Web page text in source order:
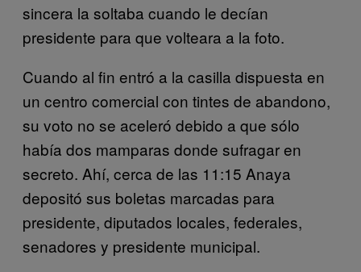
sincera la soltaba cuando le decían
presidente para que volteara a la foto.
Cuando al fin entró a la casilla dispuesta en
un centro comercial con tintes de abandono,
su voto no se aceleró debido a que sólo
había dos mamparas donde sufragar en
secreto. Ahí, cerca de las 11:15 Anaya
depositó sus boletas marcadas para
presidente, diputados locales, federales,
senadores y presidente municipal.